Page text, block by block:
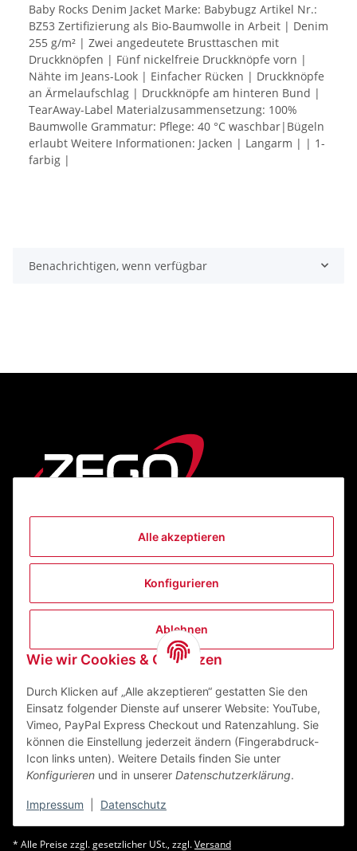
Alle akzeptieren
Konfigurieren
Ablehnen
Wie wir Cookies & Co nutzen
Durch Klicken auf „Alle akzeptieren“ gestatten Sie den
Einsatz folgender Dienste auf unserer Website: YouTube,
Vimeo, PayPal Express Checkout und Ratenzahlung. Sie
können die Einstellung jederzeit ändern (Fingerabdruck-
Icon links unten). Weitere Details finden Sie unter
Konfigurieren und in unserer Datenschutzerklärung.
Impressum Datenschutz
Baby Rocks Denim Jacket Marke: Babybugz Artikel Nr.:
BZ53 Zertifizierung als Bio-Baumwolle in Arbeit | Denim
255 g/m² | Zwei angedeutete Brusttaschen mit
Druckknöpfen | Fünf nickelfreie Druckknöpfe vorn |
Nähte im Jeans-Look | Einfacher Rücken | Druckknöpfe
an Ärmelaufschlag | Druckknöpfe am hinteren Bund |
TearAway-Label Materialzusammensetzung: 100%
Baumwolle Grammatur: Pflege: 40 °C waschbar|Bügeln
erlaubt Weitere Informationen: Jacken | Langarm | | 1-
farbig |
Benachrichtigen, wenn verfügbar
Informationen
ZEGO Textilveredelungszentrum GmbH
63741 Aschaffenburg Deutschland
Mail:info@zego-tvz.de
Tel.:06021 59092-0
* Alle Preise zzgl. gesetzlicher USt., zzgl.Versand